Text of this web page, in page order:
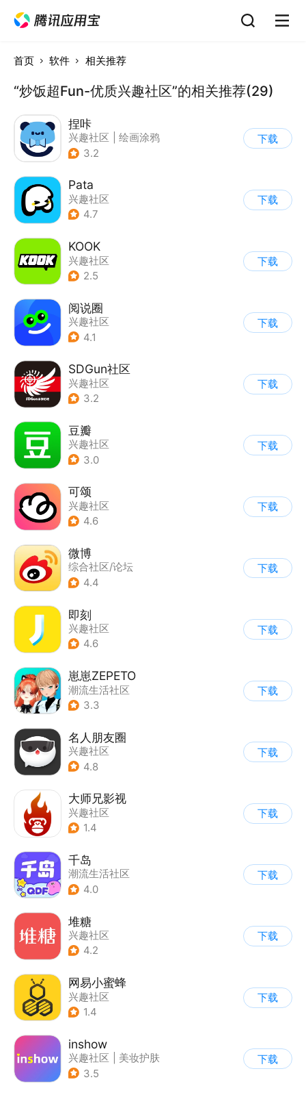
首页 软件 相关推荐
“炒饭超Fun-优质兴趣社区”的相关推荐(29)
捏咔
兴趣社区
绘画涂鸦
3.2
下载
Pata
兴趣社区
4.7
下载
KOOK
兴趣社区
2.5
下载
阅说圈
兴趣社区
4.1
下载
SDGun社区
兴趣社区
3.2
下载
豆瓣
兴趣社区
3.0
下载
可颂
兴趣社区
4.6
下载
微博
综合社区/论坛
4.4
下载
即刻
兴趣社区
4.6
下载
崽崽ZEPETO
潮流生活社区
| 表情包/头像
3.3
下载
名人朋友圈
兴趣社区
4.8
下载
大师兄影视
兴趣社区
1.4
下载
千岛
潮流生活社区
4.0
下载
堆糖
兴趣社区
4.2
下载
网易小蜜蜂
兴趣社区
1.4
下载
inshow
兴趣社区
美妆护肤
3.5
下载